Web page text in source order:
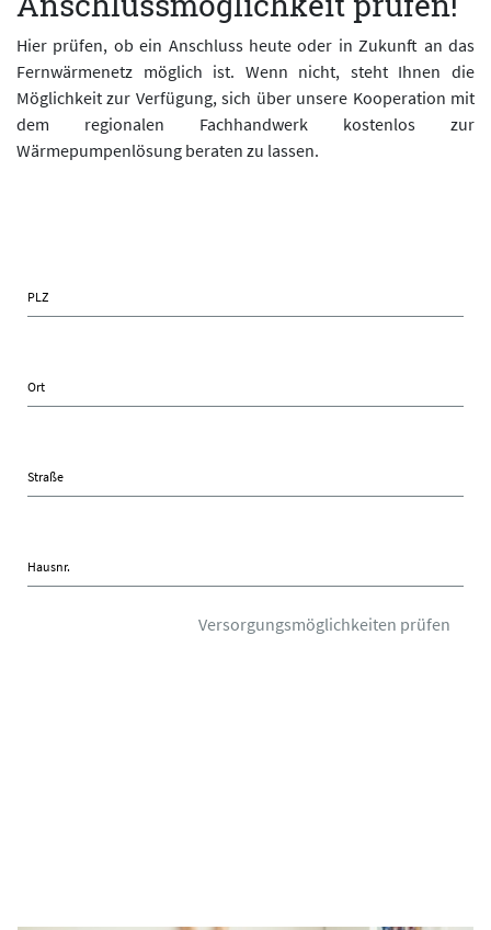
Hier prüfen, ob ein Anschluss heute oder in Zukunft an das
Fernwärmenetz möglich ist. Wenn nicht, steht Ihnen die
Möglichkeit zur Verfügung, sich über unsere Kooperation mit
dem regionalen Fachhandwerk kostenlos zur
Wärmepumpenlösung beraten zu lassen.
PLZ
Ort
Straße
Hausnr.
Versorgungsmöglichkeiten prüfen